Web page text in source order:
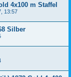
4x100 m Staffel
13:57
Silber